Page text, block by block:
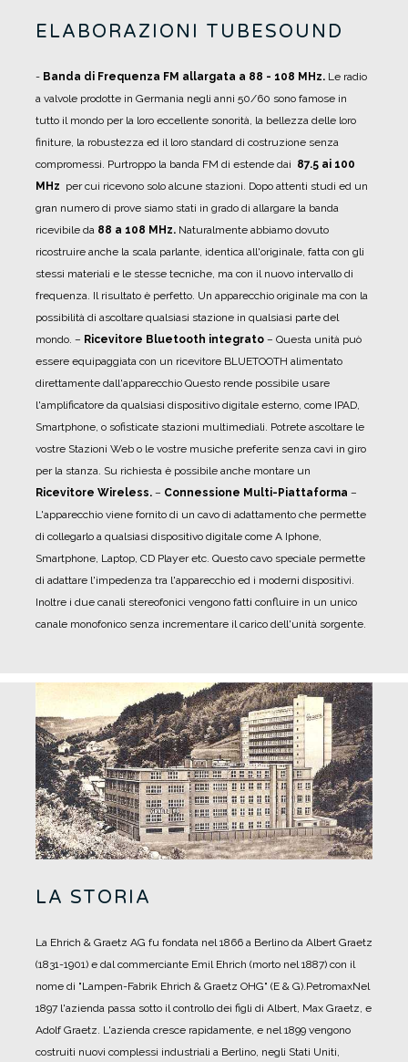
ELABORAZIONI TUBESOUND
- Banda di Frequenza FM allargata a 88 - 108 MHz. Le radio
a valvole prodotte in Germania negli anni 50/60 sono famose in
tutto il mondo per la loro eccellente sonorità, la bellezza delle loro
finiture, la robustezza ed il loro standard di costruzione senza
compromessi. Purtroppo la banda FM di estende dai 87.5 ai 100
MHz per cui ricevono solo alcune stazioni. Dopo attenti studi ed un
gran numero di prove siamo stati in grado di allargare la banda
ricevibile da 88 a 108 MHz. Naturalmente abbiamo dovuto
ricostruire anche la scala parlante, identica all'originale, fatta con gli
stessi materiali e le stesse tecniche, ma con il nuovo intervallo di
frequenza. Il risultato è perfetto. Un apparecchio originale ma con la
possibilità di ascoltare qualsiasi stazione in qualsiasi parte del
mondo. – Ricevitore Bluetooth integrato – Questa unità può
essere equipaggiata con un ricevitore BLUETOOTH alimentato
direttamente dall'apparecchio Questo rende possibile usare
l'amplificatore da qualsiasi dispositivo digitale esterno, come IPAD,
Smartphone, o sofisticate stazioni multimediali. Potrete ascoltare le
vostre Stazioni Web o le vostre musiche preferite senza cavi in giro
per la stanza. Su richiesta è possibile anche montare un
Ricevitore Wireless. – Connessione Multi-Piattaforma –
L'apparecchio viene fornito di un cavo di adattamento che permette
di collegarlo a qualsiasi dispositivo digitale come A Iphone,
Smartphone, Laptop, CD Player etc. Questo cavo speciale permette
di adattare l'impedenza tra l'apparecchio ed i moderni dispositivi.
Inoltre i due canali stereofonici vengono fatti confluire in un unico
canale monofonico senza incrementare il carico dell'unità sorgente.
LA STORIA
La Ehrich & Graetz AG fu fondata nel 1866 a Berlino da Albert Graetz
(1831-1901) e dal commerciante Emil Ehrich (morto nel 1887) con il
nome di "Lampen-Fabrik Ehrich & Graetz OHG" (E & G). PetromaxNel
1897 l'azienda passa sotto il controllo dei figli di Albert, Max Graetz, e
Adolf Graetz. L'azienda cresce rapidamente, e nel 1899 vengono
costruiti nuovi complessi industriali a Berlino, negli Stati Uniti,